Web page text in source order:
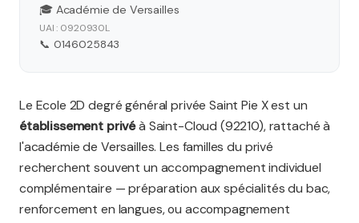
🎓 Académie de Versailles
UAI : 0920930L
📞 0146025843
Le Ecole 2D degré général privée Saint Pie X est un
établissement privéà Saint-Cloud (92210), rattaché à
l'académie de Versailles. Les familles du privé
recherchent souvent un accompagnement individuel
complémentaire — préparation aux spécialités du bac,
renforcement en langues, ou accompagnement